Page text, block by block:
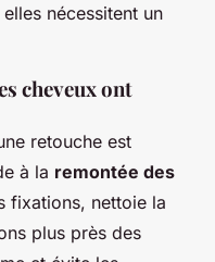
nécessitent un
cheveux ont
retouche est
à la remontée des
fixations, nettoie la
plus près des